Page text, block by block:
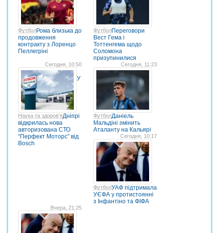
ФутболРома близька до
продовження
контракту з Лоренцо
Пеллегріні
ФутболПереговори
Вест Гема і
Тоттенгема щодо
Соломона
призупинилися
Сегодня, 10:50
Наука та здоров'я
У
Дніпрі
відкрилась нова
авторизована СТО
“Перфект Моторс” від
Bosch
Сегодня, 11:23
ФутболДаніель
Мальдіні змінить
Аталанту на Кальярі
Сегодня, 10:17
ФутболУАФ підтримала
УЄФА у протистоянні
з Інфантіно та ФІФА
Вчера, 21:25